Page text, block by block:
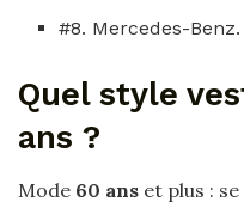
#8. Mercedes-Benz.
Quel style
ans ?
Mode 60 ans et plus :